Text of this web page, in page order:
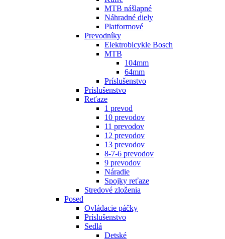
MTB nášlapné
Náhradné diely
Platformové
Prevodníky
Elektrobicykle Bosch
MTB
104mm
64mm
Príslušenstvo
Príslušenstvo
Reťaze
1 prevod
10 prevodov
11 prevodov
12 prevodov
13 prevodov
8-7-6 prevodov
9 prevodov
Náradie
Spojky reťaze
Stredové zloženia
Posed
Ovládacie páčky
Príslušenstvo
Sedlá
Detské